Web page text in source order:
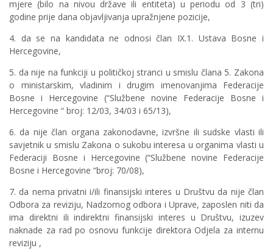
mjere (bilo na nivou države ili entiteta) u periodu od 3 (tri)
godine prije dana objavljivanja upražnjene pozicije,
4. da se na kandidata ne odnosi član IX.1. Ustava Bosne i
Hercegovine,
5. da nije na funkciji u političkoj stranci u smislu člana 5. Zakona
o ministarskim, vladinim i drugim imenovanjima Federacije
Bosne i Hercegovine (“Službene novine Federacije Bosne i
Hercegovine “ broj: 12/03, 34/03 i 65/13),
6. da nije član organa zakonodavne, izvršne ili sudske vlasti ili
savjetnik u smislu Zakona o sukobu interesa u organima vlasti u
Federaciji Bosne i Hercegovine (“Službene novine Federacije
Bosne i Hercegovine “broj: 70/08),
7. da nema privatni i/ili finansijski interes u Društvu da nije član
Odbora za reviziju, Nadzornog odbora i Uprave, zaposlen niti da
ima direktni ili indirektni finansijski interes u Društvu, izuzev
naknade za rad po osnovu funkcije direktora Odjela za internu
reviziju ,